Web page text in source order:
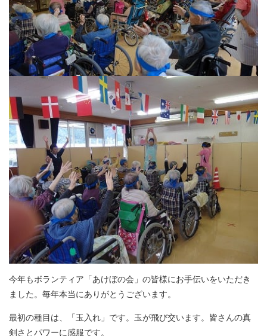
今年もボランティア「あけぼの会」の皆様にお手伝いをいただき
ました。毎年本当にありがとうございます。
最初の種目は、「玉入れ」です。玉が飛び交います。皆さんの真
剣さとパワーに感服です。